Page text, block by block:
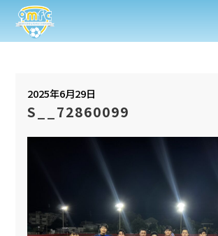
2025年6月29日
S__72860099